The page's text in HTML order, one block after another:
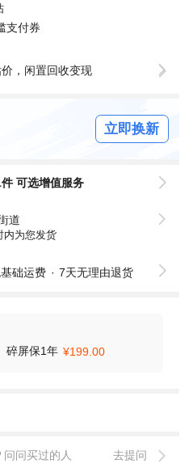
支付券
价，闲置回收变现
立即换新
件可选增值服务
道
内为您发货
础运费 7天无理由退货
碎屏保1年 ¥199.00
问买过的人 去提问